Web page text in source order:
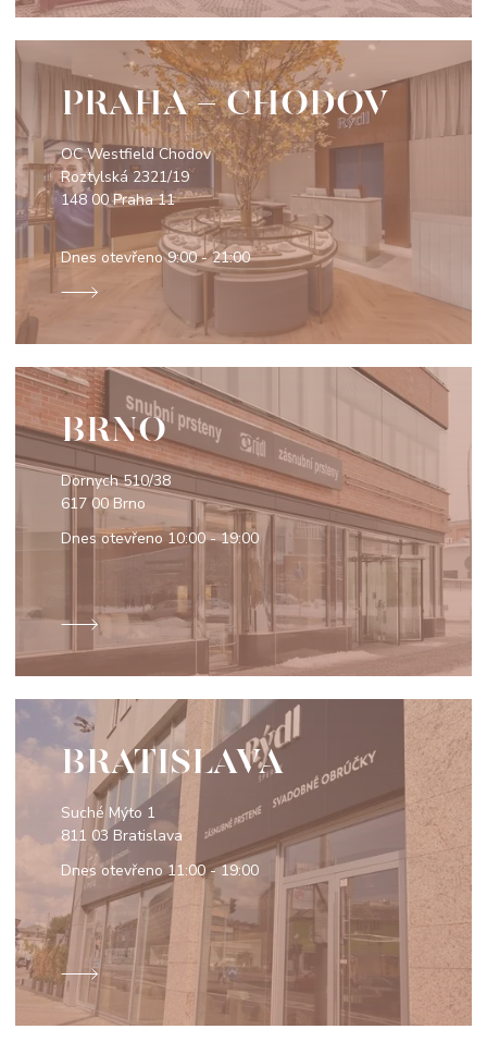
PRAHA - CHODOV
OC Westfield Chodov
Roztylská 2321/19
148 00 Praha 11
Dnes otevřeno9:00 - 21:00
BRNO
Dornych 510/38
617 00 Brno
Dnes otevřeno 10:00 - 19:00
BRATISLAVA
Suché Mýto 1
811 03 Bratislava
Dnes otevřeno11:00 - 19:00